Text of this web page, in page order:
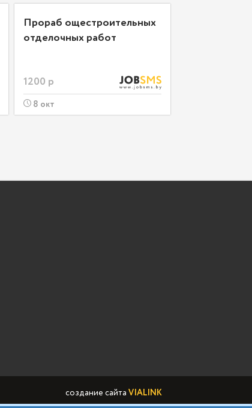
Прораб ощестроительных
отделочных работ
1200 р
8 окт
создание сайта VIALINK